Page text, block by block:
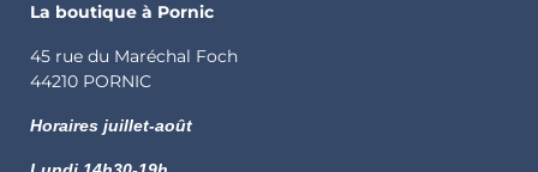
La boutique à Pornic
45 rue du Maréchal Foch
44210 PORNIC
Horaires juillet-août